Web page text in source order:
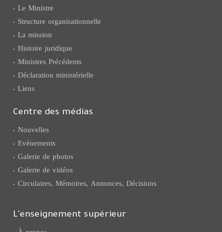
Le Ministre
Structure organisationnelle
La mission
Histoire juridique
Ministres Précédents
Déclaration ministérielle
Liens
Centre des médias
Nouvelles
Evénements
Galerie de photos
Galerie de vidéos
Circulaires, Mémoires, Annonces, Décisions
L'enseignement supérieur